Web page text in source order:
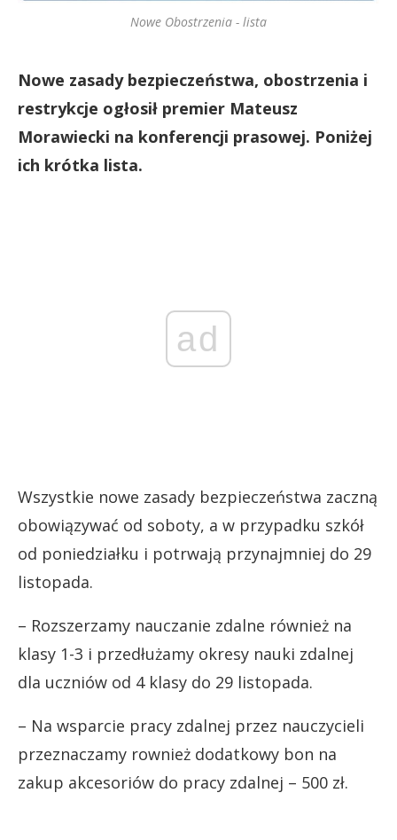
Nowe Obostrzenia - lista
Nowe zasady bezpieczeństwa, obostrzenia i
restrykcje ogłosił premier Mateusz
Morawiecki na konferencji prasowej. Poniżej
ich krótka lista.
ad
Wszystkie nowe zasady bezpieczeństwa zaczną
obowiązywać od soboty, a w przypadku szkół
od poniedziałku i potrwają przynajmniej do 29
listopada.
– Rozszerzamy nauczanie zdalne również na
klasy 1-3 i przedłużamy okresy nauki zdalnej
dla uczniów od 4 klasy do 29 listopada.
– Na wsparcie pracy zdalnej przez nauczycieli
przeznaczamy rownież dodatkowy bon na
zakup akcesoriów do pracy zdalnej – 500 zł.